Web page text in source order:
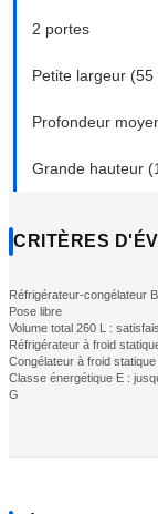
2 portes
Petite largeur (55
Profondeur
Grande hauteur
CRITÈRES
Réfrigérateur-congélateur
Pose libre
Volume total 260 L :
Réfrigérateur à froid
Congélateur à froid
Classe énergétique E :
G